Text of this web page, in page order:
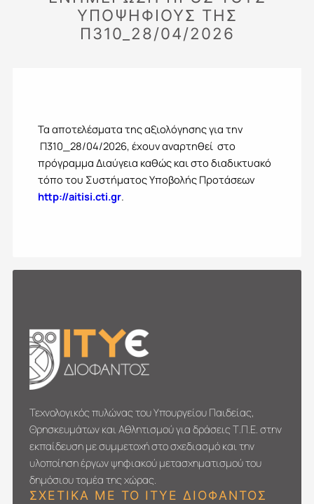
ΥΠΟΨΗΦΙΟΥΣ ΤΗΣ
Π310_28/04/2026
Τα αποτελέσματα της αξιολόγησης για την
Π310_28/04/2026, έχουν αναρτηθεί στο
πρόγραμμα Διαύγεια καθώς και στο διαδικτυακό
τόπο του Συστήματος Υποβολής Προτάσεων
http://aitisi.cti.gr.
Τεχνολογικός πυλώνας του Υπουργείου Παιδείας,
Θρησκευμάτων και Αθλητισμού για δράσεις Τ.Π.Ε. στην
εκπαίδευση με συμμετοχή στο σχεδιασμό και την
υλοποίηση έργων ψηφιακού μετασχηματι­σμού του
δημόσιου τομέα της χώρας.
ΣΧΕΤΙΚΑ ΜΕ ΤΟ ΙΤΥΕ ΔΙΟΦΑΝΤΟΣ